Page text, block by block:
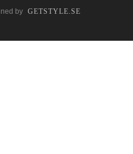
by GETSTYLE.SE